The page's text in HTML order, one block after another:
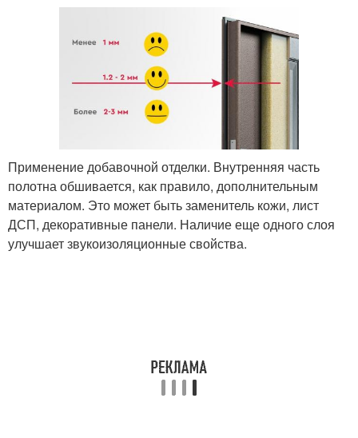
Применение добавочной отделки. Внутренняя часть
полотна обшивается, как правило, дополнительным
материалом. Это может быть заменитель кожи, лист
ДСП, декоративные панели. Наличие еще одного слоя
улучшает звукоизоляционные свойства.